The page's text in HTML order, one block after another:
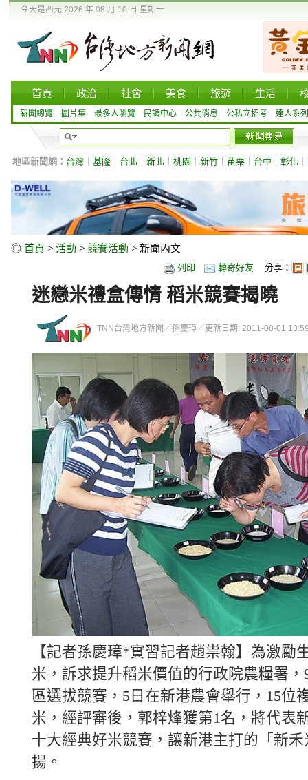
今天是西元 2026 年 08 月 10 日 星期一
首頁 政治 社會 美食 旅遊 生活
新聞總覽 圖片集 最多人瀏覽 民調中心 公共消息 公私立招考 達人系列
地區新聞網： 台灣｜ 基隆｜ 台北 新北 桃園 新竹｜ 苗栗｜ 台中 彰化｜
◎ 首頁 > 活動 > 競賽活動 > 新聞內文
列印 轉寄好友 分享：
迷戀米禮盒傳情 稻米競賽揭曉
TNN台灣地方新聞／孫慶璋／更新日期: 2011-08-01
【記者孫慶璋*實習記者趙祟翰】為激勵
米，訴求提升稻米價值的行政院農糧署，
區選拔競賽，5日在新港農會舉行，15位
米，經評審後，郭梓烽獲第1名，將代表
十大經典好米競賽，讓新港主打的「新
揚。